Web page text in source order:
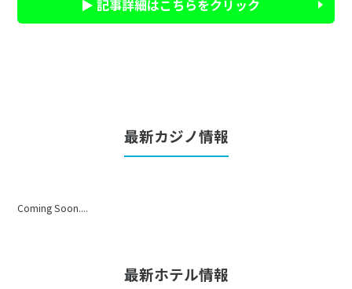
▶ 記事詳細はこちらをクリック
最新カジノ情報
Coming Soon....
最新ホテル情報